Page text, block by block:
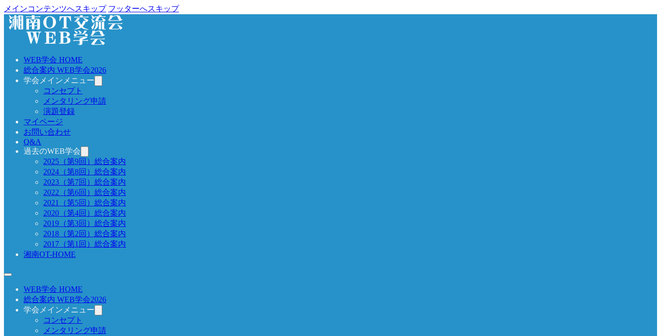
メインコンテンツへスキップ フッターへスキップ
WEB学会 HOME
総合案内 WEB学会2026
学会メインメニュー
コンセプト
メンタリング申請
演題登録
マイページ
お問い合わせ
Q&A
過去のWEB学会
2025（第9回）総合案内
2024（第8回）総合案内
2023（第7回）総合案内
2022（第6回）総合案内
2021（第5回）総合案内
2020（第4回）総合案内
2019（第3回）総合案内
2018（第2回）総合案内
2017（第1回）総合案内
湘南OT-HOME
WEB学会 HOME
総合案内 WEB学会2026
学会メインメニュー
コンセプト
メンタリング申請